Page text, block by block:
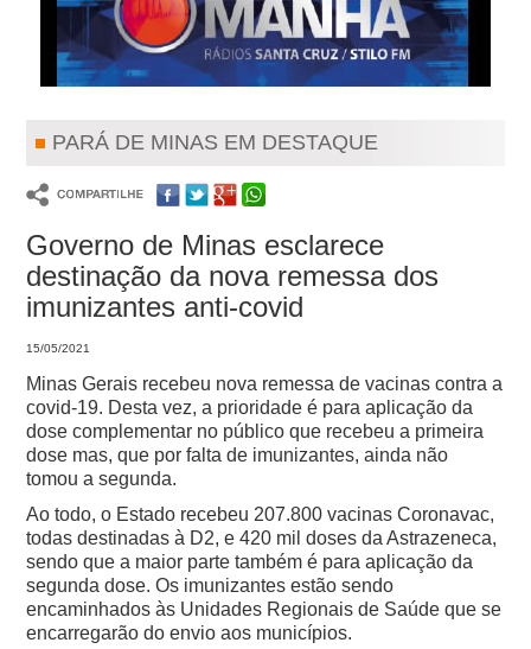
PARÁ DE MINAS EM DESTAQUE
Governo de Minas esclarece
destinação da nova remessa dos
imunizantes anti-covid
15/05/2021
Minas Gerais recebeu nova remessa de vacinas contra a
covid-19. Desta vez, a prioridade é para aplicação da
dose complementar no público que recebeu a primeira
dose mas, que por falta de imunizantes, ainda não
tomou a segunda.
Ao todo, o Estado recebeu 207.800 vacinas Coronavac,
todas destinadas à D2, e 420 mil doses da Astrazeneca,
sendo que a maior parte também é para aplicação da
segunda dose. Os imunizantes estão sendo
encaminhados às Unidades Regionais de Saúde que se
encarregarão do envio aos municípios.